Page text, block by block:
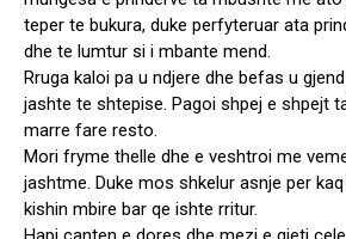
teper te bukura, duke perfyteruar ata
dhe te lumtur si i mbante mend.
Rruga kaloi pa u ndjere dhe befas u
jashte te shtepise. Pagoi shpej e shpejt
marre fare resto.
Mori fryme thelle dhe e veshtroi me
jashtme. Duke mos shkelur asnje per
kishin mbire bar qe ishte rritur.